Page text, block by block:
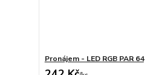
Pronájem - LED RGB PAR 64